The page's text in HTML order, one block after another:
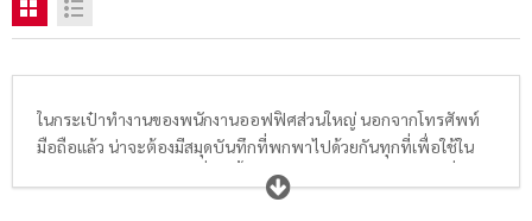
ในกระเป๋าทำงานของพนักงานออฟฟิศส่วนใหญ่ นอกจากโทรศัพท์
มือถือแล้ว น่าจะต้องมีสมุดบันทึกที่พกพาไปด้วยกันทุกที่เพื่อใช้ใน
การจดรายละเอียดต่างๆที่เกิดขึ้นในชีวิตประจำวัน หรือจดงานที่
ต้องการพกเอาไว้เตือนความจำต่างๆ ดังนั้น